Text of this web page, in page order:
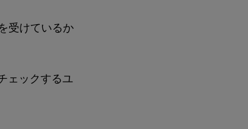
受けているか
ェックするユ